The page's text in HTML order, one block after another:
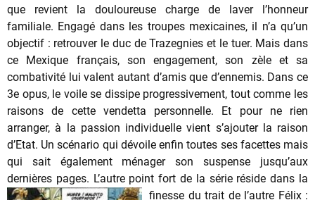
que revient la douloureuse charge de laver l’honneur
familiale. Engagé dans les troupes mexicaines, il n’a qu’un
objectif : retrouver le duc de Trazegnies et le tuer. Mais dans
ce Mexique français, son engagement, son zèle et sa
combativité lui valent autant d’amis que d’ennemis. Dans ce
3e opus, le voile se dissipe progressivement, tout comme les
raisons de cette vendetta personnelle. Et pour ne rien
arranger, à la passion individuelle vient s’ajouter la raison
d’Etat. Un scénario qui dévoile enfin toutes ses facettes mais
qui sait également ménager son suspense jusqu’aux
dernières pages. L’autre point fort de la série réside dans la
finesse du trait de l’autre Félix :